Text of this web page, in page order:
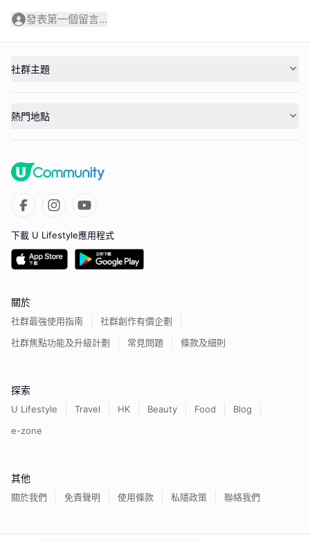
發表第一個留言...
社群主題
熱門地點
下載 U Lifestyle應用程式
關於
社群最強使用指南
社群創作有價企劃
社群焦點功能及升級計劃
常見問題 條款及細則
探索
U Lifestyle Travel HK Beauty Food
Blog
e-zone
其他
關於我們 免責聲明 使用條款 私隱政策 聯絡我們